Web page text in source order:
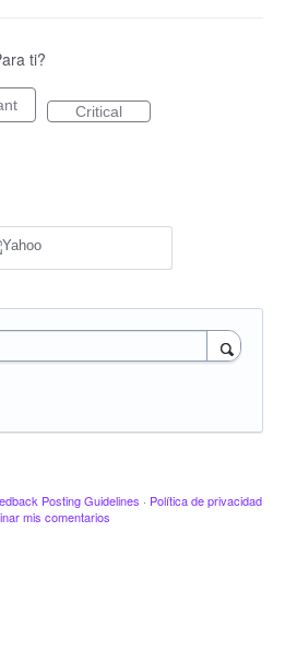
ti?
Critical
Posting Guidelines · Política de privacidad
mis comentarios